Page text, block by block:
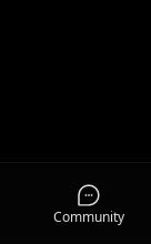
Community